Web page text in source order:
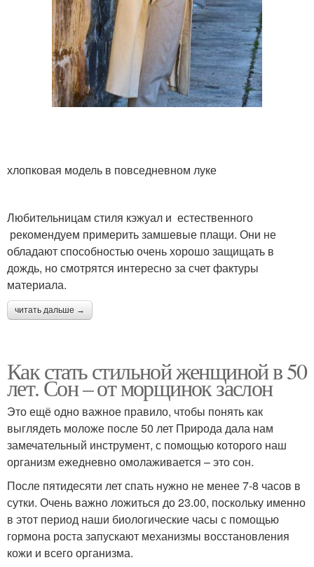
хлопковая модель в повседневном луке
Любительницам стиля кэжуал и естественного
рекомендуем примерить замшевые плащи. Они не
обладают способностью очень хорошо защищать в
дождь, но смотрятся интересно за счет фактуры
материала.
читать дальше →
Как стать стильной женщиной в 50
лет. Сон – от морщинок заслон
Это ещё одно важное правило, чтобы понять как
выглядеть моложе после 50 лет Природа дала нам
замечательный инструмент, с помощью которого наш
организм ежедневно омолаживается – это сон.
После пятидесяти лет спать нужно не менее 7-8 часов в
сутки. Очень важно ложиться до 23.00, поскольку именно
в этот период наши биологические часы с помощью
гормона роста запускают механизмы восстановления
кожи и всего организма.